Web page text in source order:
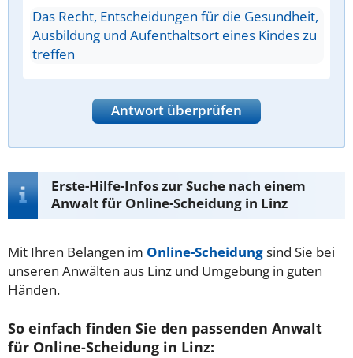
Das Recht, Entscheidungen für die Gesundheit,
Ausbildung und Aufenthaltsort eines Kindes zu
treffen
Antwort überprüfen
Erste-Hilfe-Infos zur Suche nach einem
Anwalt für Online-Scheidung in Linz
Mit Ihren Belangen im Online-Scheidungsind Sie bei
unseren Anwälten aus Linz und Umgebung in guten
Händen.
So einfach finden Sie den passenden Anwalt
für Online-Scheidung in Linz: